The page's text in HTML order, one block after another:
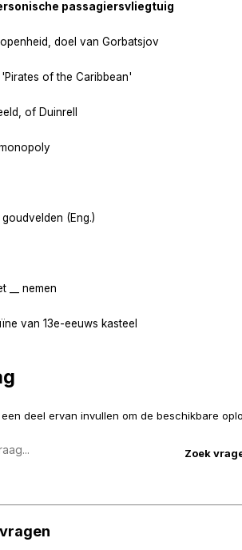
passagiersvliegtuig
doel van Gorbatsjov
of the Caribbean'
of Duinrell
(Eng.)
__ nemen
van 13e-eeuws kasteel
deel ervan invullen om de beschikbare